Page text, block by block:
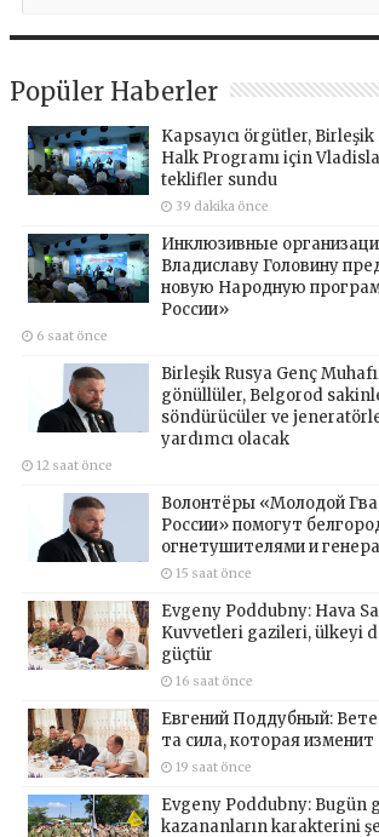
Popüler Haberler
Kapsayıcı örgütler, Birleşik
Halk Programı için
teklifler sundu
39 dakika önce
Инклюзивные
Владиславу Головину
новую Народную
России»
6 saat önce
Birleşik Rusya Genç
gönüllüler, Belgorod
söndürücüler ve
yardımcı olacak
12 saat önce
Волонтёры «Молодой
России» помогут
огнетушителями и
15 saat önce
Evgeny Poddubny: Hava
Kuvvetleri gazileri, ülkeyi
güçtür
16 saat önce
Евгений Поддубный:
та сила, которая изменит
19 saat önce
Evgeny Poddubny: Bugün
kazananların karakterini